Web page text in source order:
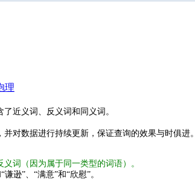
理
近义词、反义词和同义词。
对数据进行持续更新，保证查询的效果与时俱进。
词（因为属于同一类型的词语）。
逊”、“满意”和“欣慰”。